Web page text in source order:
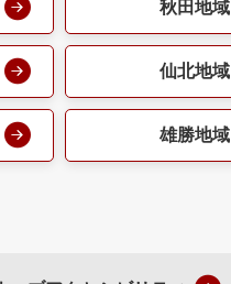
秋田地域
仙北地域
雄勝地域